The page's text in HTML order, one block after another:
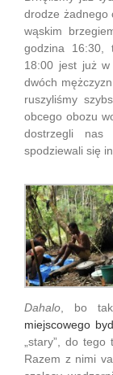
drodze żadnego
wąskim
godzina 16:30,
18:00 jest już w
dwóch
ruszyliśmy
obcego obozu
dostrzegli
spodziewali się
Dahalo , bo tak
miejscowego
„stary”, do tego
Razem z nimi